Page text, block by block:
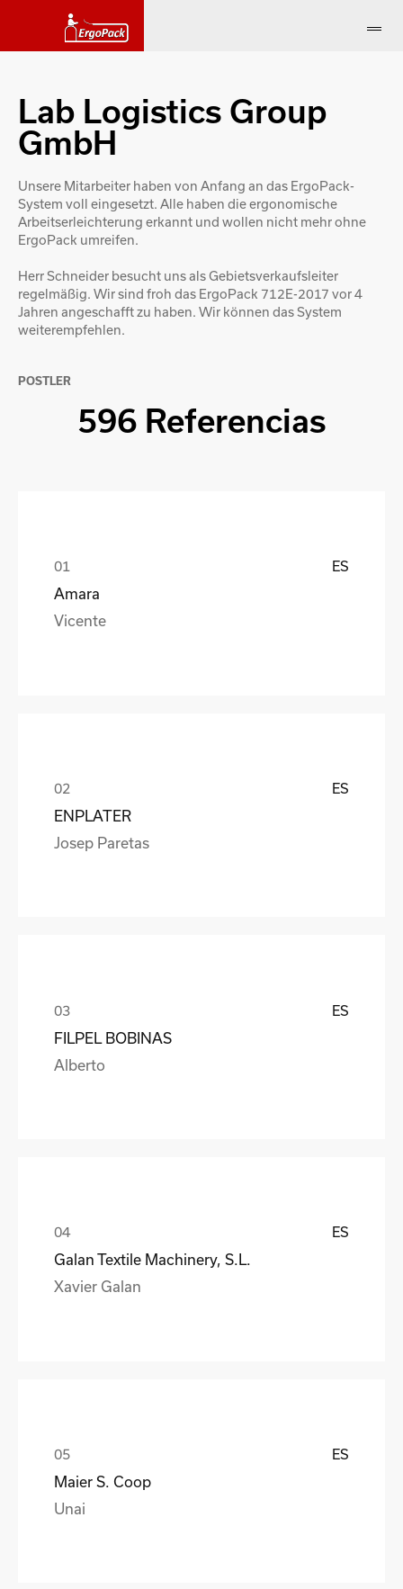
Lab Logistics Group
GmbH
Unsere Mitarbeiter haben von Anfang an das ErgoPack-
System voll eingesetzt. Alle haben die ergonomische
Arbeitserleichterung erkannt und wollen nicht mehr ohne
ErgoPack umreifen.
Herr Schneider besucht uns als Gebietsverkaufsleiter
regelmäßig. Wir sind froh das ErgoPack 712E-2017 vor 4
Jahren angeschafft zu haben. Wir können das System
weiterempfehlen.
POSTLER
596 Referencias
ES
Amara
Vicente
ES
ENPLATER
Josep Paretas
ES
FILPEL BOBINAS
Alberto
ES
Galan Textile Machinery, S.L.
Xavier Galan
ES
Maier S. Coop
Unai